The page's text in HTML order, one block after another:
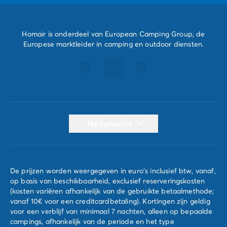
Homair is onderdeel van European Camping Group, de
Europese marktleider in camping en outdoor diensten.
De prijzen worden weergegeven in euro's inclusief btw, vanaf,
op basis van beschikbaarheid, exclusief reserveringskosten
(kosten variëren afhankelijk van de gebruikte betaalmethode;
vanaf 10€ voor een creditcardbetaling). Kortingen zijn geldig
voor een verblijf van minimaal 7 nachten, alleen op bepaalde
campings, afhankelijk van de periode en het type